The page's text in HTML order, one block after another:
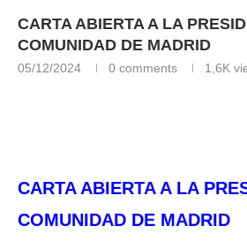
CARTA ABIERTA A LA
COMUNIDAD DE MADRID
05/12/2024 0 comments 1,6K
CARTA ABIERTA A LA
COMUNIDAD DE MADRID